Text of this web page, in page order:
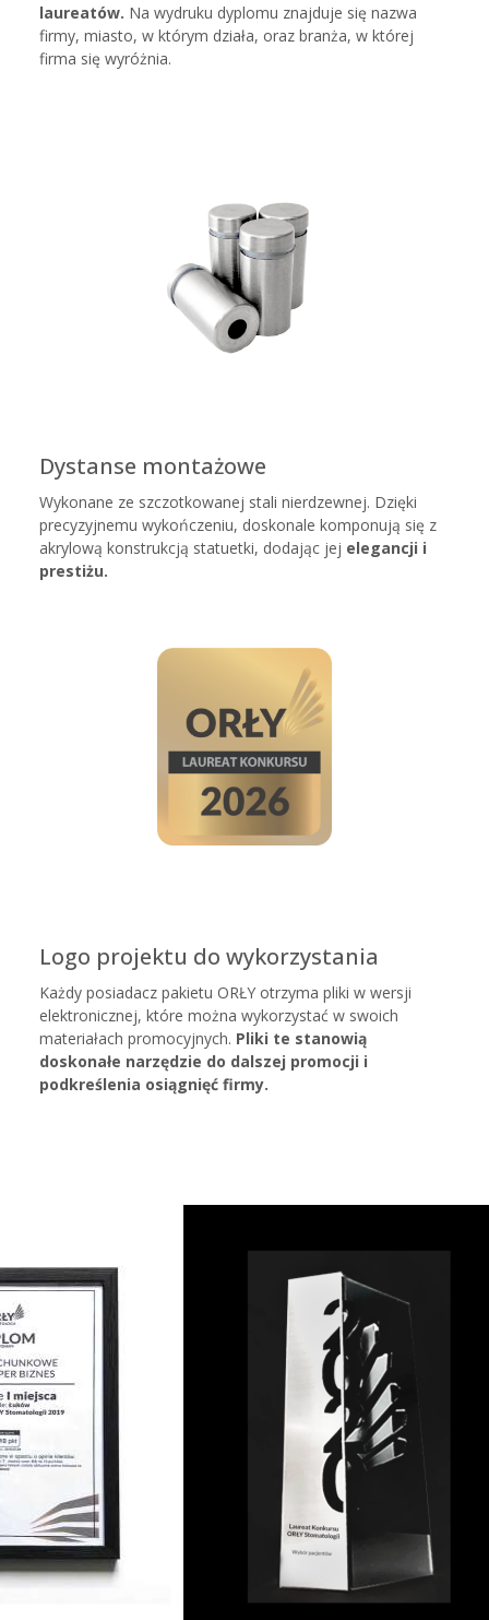
laureatów. Na wydruku dyplomu znajduje się nazwa
firmy, miasto, w którym działa, oraz branża, w której
firma się wyróżnia.
Dystanse montażowe
Wykonane ze szczotkowanej stali nierdzewnej. Dzięki
precyzyjnemu wykończeniu, doskonale komponują się z
akrylową konstrukcją statuetki, dodając jej elegancji i
prestiżu.
Logo projektu do wykorzystania
Każdy posiadacz pakietu ORŁY otrzyma pliki w wersji
elektronicznej, które można wykorzystać w swoich
materiałach promocyjnych. Pliki te stanowią
doskonałe narzędzie do dalszej promocji i
podkreślenia osiągnięć firmy.